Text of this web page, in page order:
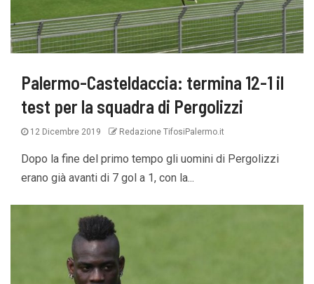
Palermo-Casteldaccia: termina 12-1 il
test per la squadra di Pergolizzi
12 Dicembre 2019 Redazione TifosiPalermo.it
Dopo la fine del primo tempo gli uomini di Pergolizzi
erano già avanti di 7 gol a 1, con la...